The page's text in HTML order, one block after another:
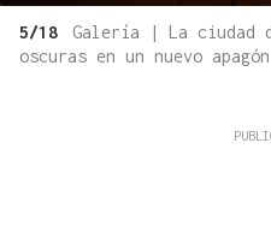
5/18
Galería | La ciudad
oscuras en un nuevo apagón